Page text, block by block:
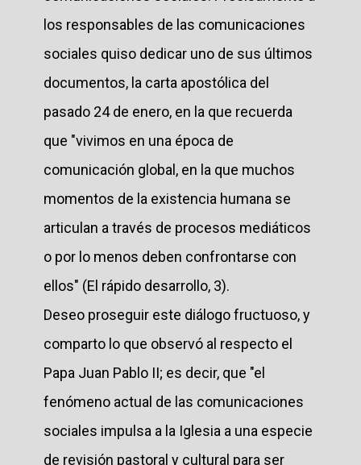
los responsables de las comunicaciones
sociales quiso dedicar uno de sus últimos
documentos, la carta apostólica del
pasado 24 de enero, en la que recuerda
que "vivimos en una época de
comunicación global, en la que muchos
momentos de la existencia humana se
articulan a través de procesos mediáticos
o por lo menos deben confrontarse con
ellos" (El rápido desarrollo, 3).
Deseo proseguir este diálogo fructuoso, y
comparto lo que observó al respecto el
Papa Juan Pablo II; es decir, que "el
fenómeno actual de las comunicaciones
sociales impulsa a la Iglesia a una especie
de revisión pastoral y cultural para ser